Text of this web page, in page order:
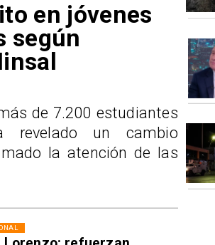
en jóvenes
según
de 7.200 estudiantes
un cambio
la atención de las